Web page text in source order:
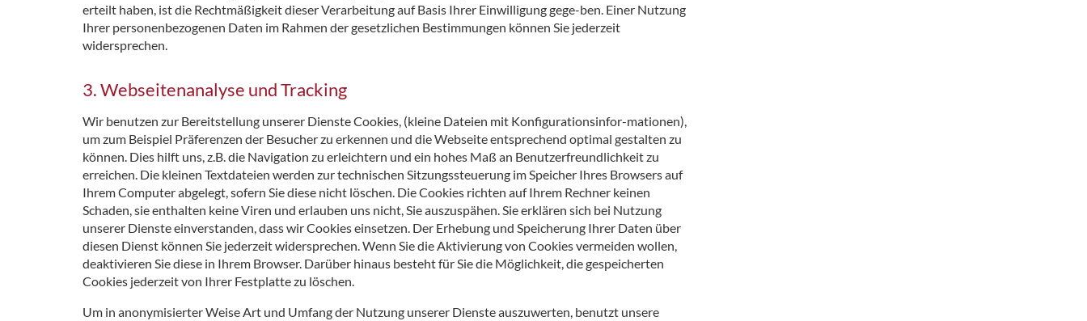
erteilt haben, ist die Rechtmäßigkeit dieser Verarbeitung auf Basis Ihrer Einwilligung gege-ben. Einer Nutzung
Ihrer personenbezogenen Daten im Rahmen der gesetzlichen Bestimmungen können Sie jederzeit
widersprechen.
3. Webseitenanalyse und Tracking
Wir benutzen zur Bereitstellung unserer Dienste Cookies, (kleine Dateien mit Konfigurationsinfor-mationen),
um zum Beispiel Präferenzen der Besucher zu erkennen und die Webseite entsprechend optimal gestalten zu
können. Dies hilft uns, z.B. die Navigation zu erleichtern und ein hohes Maß an Benutzerfreundlichkeit zu
erreichen. Die kleinen Textdateien werden zur technischen Sitzungssteuerung im Speicher Ihres Browsers auf
Ihrem Computer abgelegt, sofern Sie diese nicht löschen. Die Cookies richten auf Ihrem Rechner keinen
Schaden, sie enthalten keine Viren und erlauben uns nicht, Sie auszuspähen. Sie erklären sich bei Nutzung
unserer Dienste einverstanden, dass wir Cookies einsetzen. Der Erhebung und Speicherung Ihrer Daten über
diesen Dienst können Sie jederzeit widersprechen. Wenn Sie die Aktivierung von Cookies vermeiden wollen,
deaktivieren Sie diese in Ihrem Browser. Darüber hinaus besteht für Sie die Möglichkeit, die gespeicherten
Cookies jederzeit von Ihrer Festplatte zu löschen.
Um in anonymisierter Weise Art und Umfang der Nutzung unserer Dienste auszuwerten, benutzt unsere